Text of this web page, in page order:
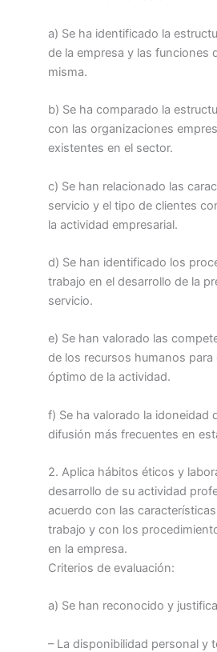
a) Se ha identificado la
de la empresa y las funciones
misma.
b) Se ha comparado la
con las organizaciones
existentes en el sector.
c) Se han relacionado las
servicio y el tipo de clientes
la actividad empresarial.
d) Se han identificado los
trabajo en el desarrollo de la
servicio.
e) Se han valorado las
de los recursos humanos para
óptimo de la actividad.
f) Se ha valorado la idoneidad
difusión más frecuentes en
2. Aplica hábitos éticos y
desarrollo de su actividad
acuerdo con las
trabajo y con los
en la empresa.
Criterios de evaluación:
a) Se han reconocido y
– La disponibilidad personal y